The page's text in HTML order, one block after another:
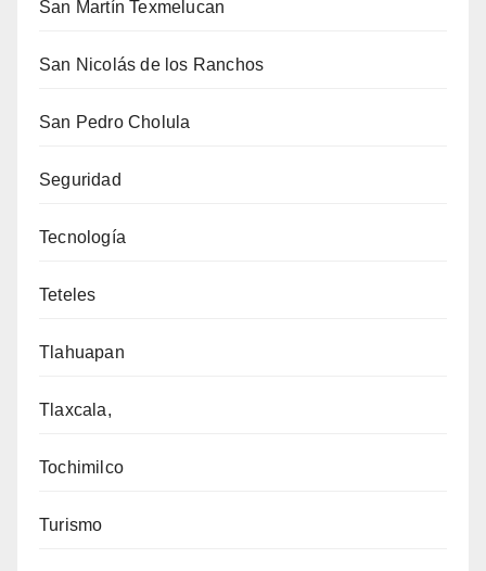
San Martín Texmelucan
San Nicolás de los Ranchos
San Pedro Cholula
Seguridad
Tecnología
Teteles
Tlahuapan
Tlaxcala,
Tochimilco
Turismo